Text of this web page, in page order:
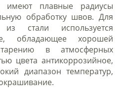
имеют плавные радиусы
обработку швов. Для
стали используется
обладающее хорошей
в атмосферных
цвета антикоррозийное,
диапазон температур,